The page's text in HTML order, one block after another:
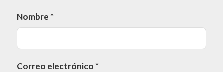
Nombre *
Correo electrónico *